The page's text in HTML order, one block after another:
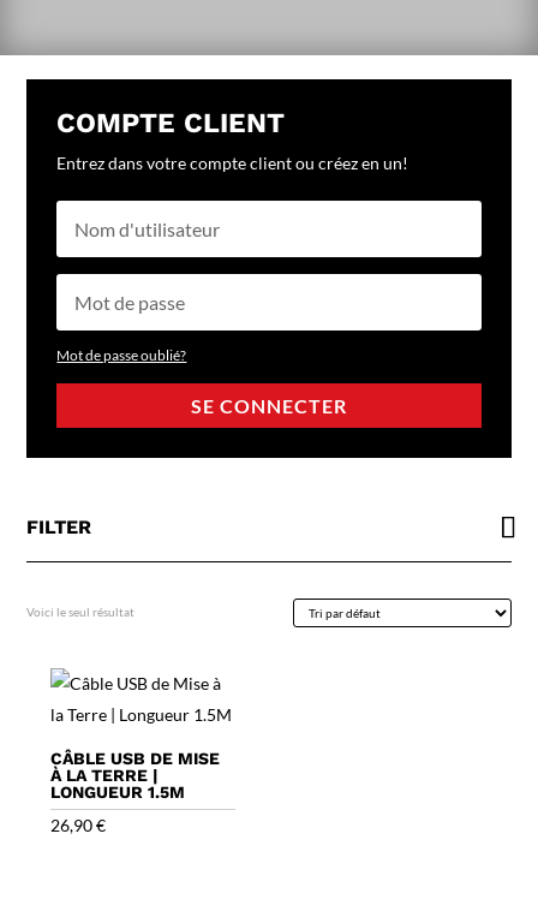
COMPTE CLIENT
Entrez dans votre compte client ou créez en un!
Mot de passe oublié?
SE CONNECTER
FILTER
Voici le seul résultat
CÂBLE USB DE MISE
À LA TERRE |
LONGUEUR 1.5M
26,90€